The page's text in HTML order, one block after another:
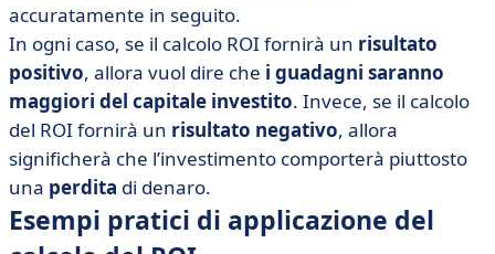
accuratamente in seguito.
In ogni caso, se il calcolo ROI fornirà un risultato
positivo, allora vuol dire che i guadagni saranno
maggiori del capitale investito. Invece, se il calcolo
del ROI fornirà un risultato negativo, allora
significherà che l’investimento comporterà piuttosto
una perdita di denaro.
Esempi pratici di applicazione del